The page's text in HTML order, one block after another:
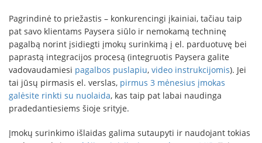
Pagrindinė to priežastis – konkurencingi įkainiai, tačiau taip
pat savo klientams Paysera siūlo ir nemokamą techninę
pagalbą norint įsidiegti įmokų surinkimą į el. parduotuvę bei
paprastą integracijos procesą (integruotis Paysera galite
vadovaudamiesi pagalbos puslapiu, video instrukcijomis). Jei
tai jūsų pirmasis el. verslas, pirmus 3 mėnesius įmokas
galėsite rinkti su nuolaida, kas taip pat labai naudinga
pradedantiesiems šioje srityje.
Įmokų surinkimo išlaidas galima sutaupyti ir naudojant tokias